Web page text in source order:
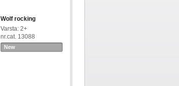
Wolf rocking
Varsta: 2+
nr.cat. 13088
New